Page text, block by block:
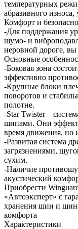
температурных
абразивного
Комфорт и
-Для поддержания
шумо- и
неровной дороге,
Основные
-Боковая зона
эффективно
-Крупные блоки
поворотов и
полотне.
-Star Twister –
шипами. Они
время движения, но
-Развитая система
загрязнениями,
сухим.
-Наличие
акустический
Приобрести
«Автоэксперт» с
хранения шин и
комфорта
Характеристики